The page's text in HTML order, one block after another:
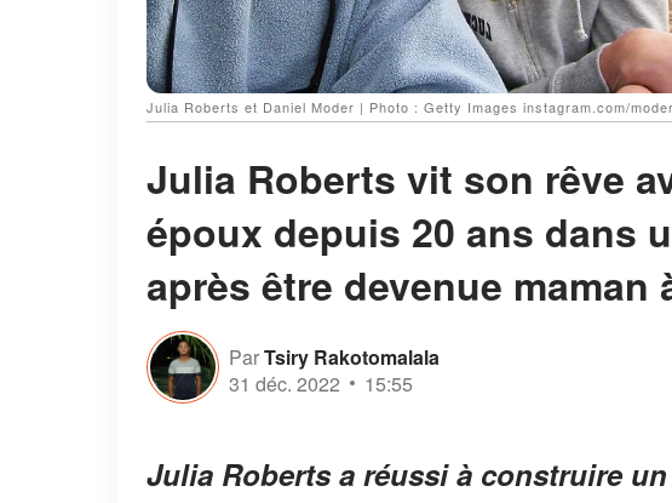
Julia Roberts et Daniel Moder | Photo : Getty Images instagram.com/
Julia Roberts vit son rêve
époux depuis 20 ans dans
après être devenue maman
ParTsiry Rakotomalala
31 déc. 2022
15:55
Julia Roberts a réussi à construire